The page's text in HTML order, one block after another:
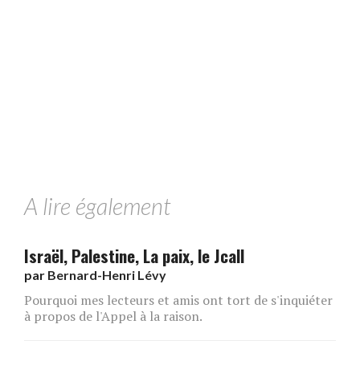
A lire également
Israël, Palestine, La paix, le Jcall
par Bernard-Henri Lévy
Pourquoi mes lecteurs et amis ont tort de s'inquiéter
à propos de l'Appel à la raison.